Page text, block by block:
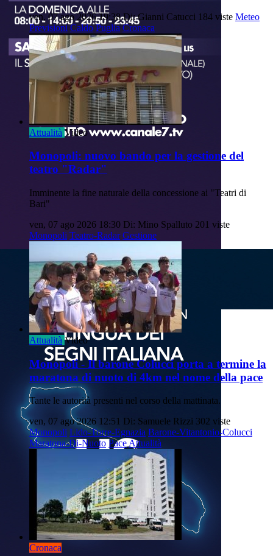
ven, 07 ago 2026 19:38 Di: Gianni Catucci 184 viste Meteo
Previsioni Caldo Puglia Cronaca
Attualità Video
Monopoli: nuovo bando per la gestione del
teatro "Radar"
Imminente la fine naturale della concessione ai "Teatri di
Bari"
ven, 07 ago 2026 18:30 Di: Mino Spalluto 201 viste
Monopoli Teatro-Radar Gestione
Attualità Video
Monopoli - Il barone Colucci porta a termine la
maratona di nuoto di 4km nel nome della pace
Tante le autorità presenti nel corso della mattinata.
ven, 07 ago 2026 12:51 Di: Samuele Rizzi 302 viste
Monopoli Lido-Torre-Egnazia Barone-Vitantonio-Colucci
Maratona-Di-Nuoto PaceAttualità
Cronaca